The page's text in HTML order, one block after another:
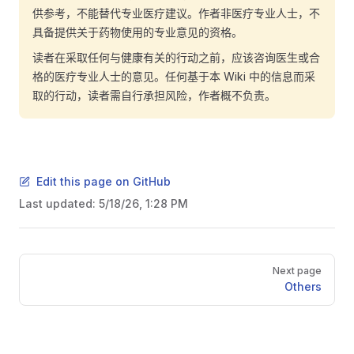
供参考，不能替代专业医疗建议。作者非医疗专业人士，不
具备提供关于药物使用的专业意见的资格。
读者在采取任何与健康有关的行动之前，应该咨询医生或合
格的医疗专业人士的意见。任何基于本 Wiki 中的信息而采
取的行动，读者需自行承担风险，作者概不负责。
Edit this page on GitHub
Last updated: 5/18/26, 1:28 PM
Pager
Next page
Others